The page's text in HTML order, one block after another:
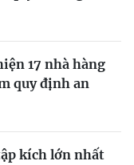
17 nhà hàng
quy định an
kích lớn nhất